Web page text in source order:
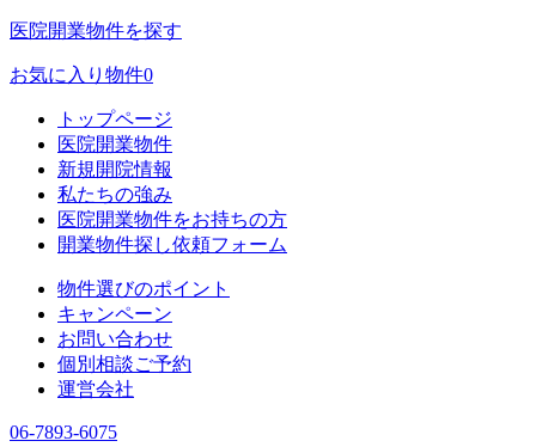
医院開業物件を探す
お気に入り物件0
トップページ
医院開業物件
新規開院情報
私たちの強み
医院開業物件をお持ちの方
開業物件探し依頼フォーム
物件選びのポイント
キャンペーン
お問い合わせ
個別相談ご予約
運営会社
06-7893-6075